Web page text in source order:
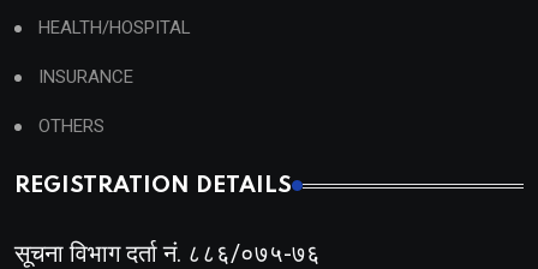
HEALTH/HOSPITAL
INSURANCE
OTHERS
REGISTRATION DETAILS
सूचना विभाग दर्ता नं. ८८६/०७५-७६